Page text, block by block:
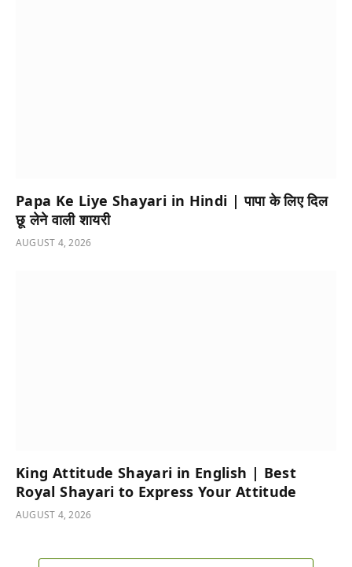
Papa Ke Liye Shayari in Hindi | पापा के लिए दिल
छू लेने वाली शायरी
AUGUST 4, 2026
King Attitude Shayari in English | Best
Royal Shayari to Express Your Attitude
AUGUST 4, 2026